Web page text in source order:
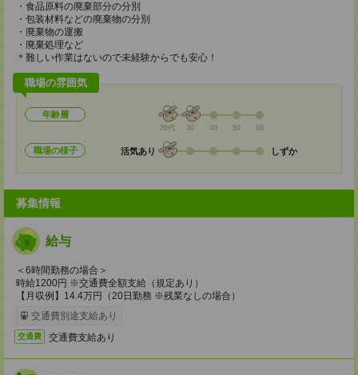
・食品原料の廃棄部分の分別
・包装材料などの廃棄物の分別
・廃棄物の運搬
・廃棄処理など
＊難しい作業はないので未経験からでも安心！
職場の雰囲気
年齢層
20代 30 40 50 60
職場の様子 活気あり しずか
募集情報
給与
＜6時間勤務の場合＞
時給1200円 ※交通費全額支給（規定あり）
【月収例】14.4万円（20日勤務 ※残業なしの場合）
交通費別途支給あり
交通費 交通費支給あり